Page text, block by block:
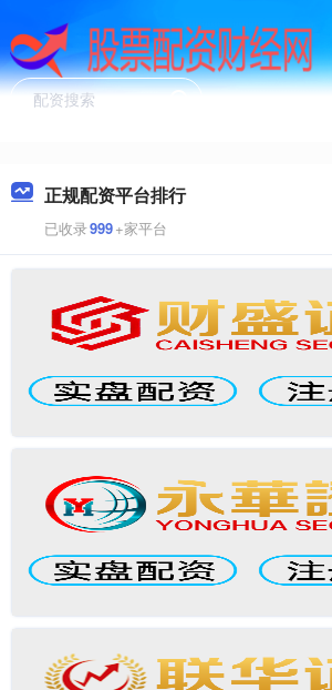
正规配资平台排行
已收录999+家平台